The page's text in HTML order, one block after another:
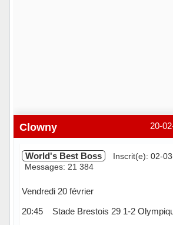
20-
Clowny
World's Best Boss
Inscrit(e): 02-
Messages: 21 384
Vendredi 20 février
20:45 Stade Brestois 29 1-2